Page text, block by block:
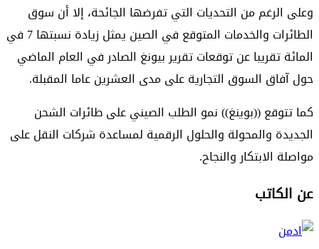
وعلى الرغم من التحديات التي تفرضها الجائحة، إلا أن سوق
الطائرات والخدمات المتوقع في الصين يمثل زيادة نسبتها 7 في
المائة تقريبا عن توقعات تقرير بيونغ الصادر في العام الماضي
حول آفاق السوق التجارية على مدى العشرين عاما المقبلة.
كما تتوقع ((بوينغ)) نمو الطلب الصيني على طائرات الشحن
الجديدة والمحولة والحلول الرقمية لمساعدة شركات النقل على
مواصلة الابتكار والنجاح.
عن الكاتب